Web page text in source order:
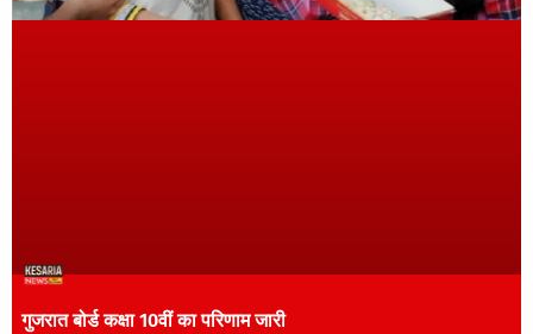
गुजरात बोर्ड कक्षा 10वीं का परिणाम जारी